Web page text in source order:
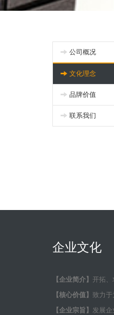
公司概况
文化理念
品牌价值
联系我们
企业文化
【企业简介】 开拓
【核心价值】 致力于
【企业宗旨】 发展企